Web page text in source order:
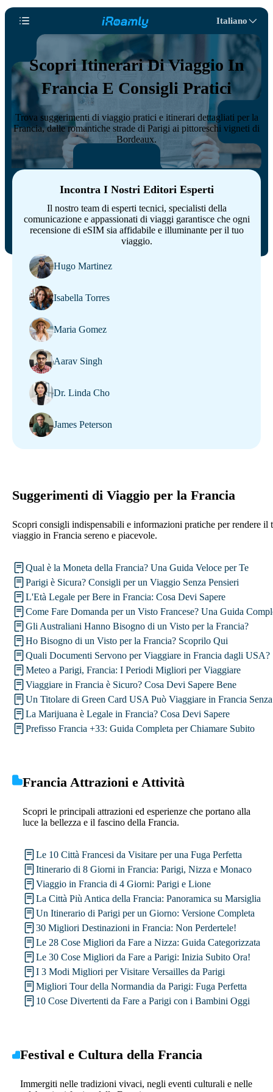
Italiano
Scopri Itinerari Di Viaggio In
Francia E Consigli Pratici
Trova suggerimenti di viaggio pratici e itinerari dettagliati per la
Francia, dalle romantiche strade di Parigi ai pittoreschi vigneti di
Bordeaux.
Incontra I Nostri Editori Esperti
Il nostro team di esperti tecnici, specialisti della
comunicazione e appassionati di viaggi garantisce che ogni
recensione di eSIM sia affidabile e illuminante per il tuo
viaggio.
Hugo Martinez
Isabella Torres
Maria Gomez
Aarav Singh
Dr. Linda Cho
James Peterson
Suggerimenti di Viaggio per la Francia
Scopri consigli indispensabili e informazioni pratiche per rendere il
viaggio in Francia sereno e piacevole.
Qual è la Moneta della Francia? Una Guida Veloce per Te
Parigi è Sicura? Consigli per un Viaggio Senza Pensieri
L'Età Legale per Bere in Francia: Cosa Devi Sapere
Come Fare Domanda per un Visto Francese? Una Guida
Gli Australiani Hanno Bisogno di un Visto per la Francia?
Ho Bisogno di un Visto per la Francia? Scoprilo Qui
Quali Documenti Servono per Viaggiare in Francia dagli USA?
Meteo a Parigi, Francia: I Periodi Migliori per Viaggiare
Viaggiare in Francia è Sicuro? Cosa Devi Sapere Bene
Un Titolare di Green Card USA Può Viaggiare in Francia
La Marijuana è Legale in Francia? Cosa Devi Sapere
Prefisso Francia +33: Guida Completa per Chiamare Subito
Francia Attrazioni e Attività
Scopri le principali attrazioni ed esperienze che portano alla
luce la bellezza e il fascino della Francia.
Le 10 Città Francesi da Visitare per una Fuga Perfetta
Itinerario di 8 Giorni in Francia: Parigi, Nizza e Monaco
Viaggio in Francia di 4 Giorni: Parigi e Lione
La Città Più Antica della Francia: Panoramica su Marsiglia
Un Itinerario di Parigi per un Giorno: Versione Completa
30 Migliori Destinazioni in Francia: Non Perdertele!
Le 28 Cose Migliori da Fare a Nizza: Guida Categorizzata
Le 30 Cose Migliori da Fare a Parigi: Inizia Subito Ora!
I 3 Modi Migliori per Visitare Versailles da Parigi
Migliori Tour della Normandia da Parigi: Fuga Perfetta
10 Cose Divertenti da Fare a Parigi con i Bambini Oggi
Festival e Cultura della Francia
Immergiti nelle tradizioni vivaci, negli eventi culturali e nelle